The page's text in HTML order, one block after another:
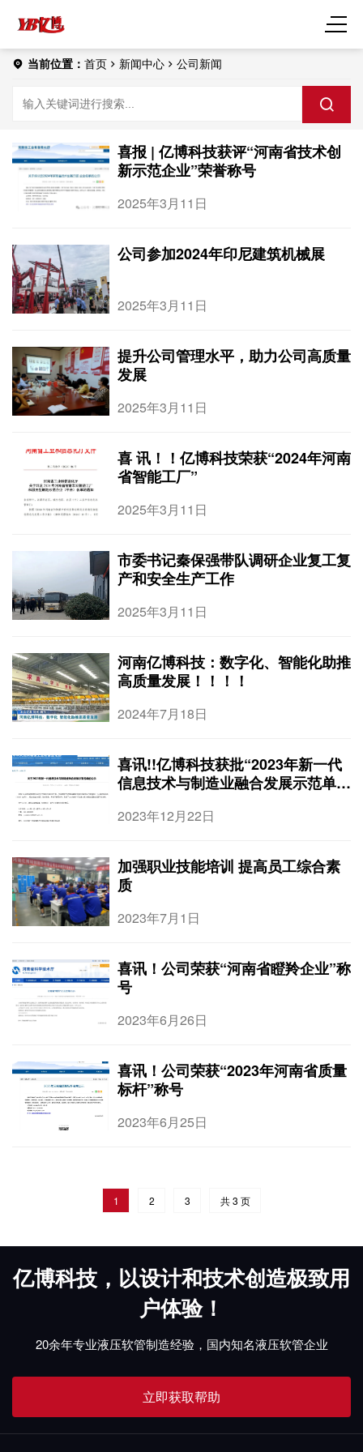
当前位置： 首页 新闻中心 公司新闻
喜报 | 亿博科技获评“河南省技术创
新示范企业”荣誉称号
2025年3月11日
公司参加2024年印尼建筑机械展
2025年3月11日
提升公司管理水平，助力公司高质量
发展
2025年3月11日
喜 讯！！亿博科技荣获“2024年河南
省智能工厂”
2025年3月11日
市委书记秦保强带队调研企业复工复
产和安全生产工作
2025年3月11日
河南亿博科技：数字化、智能化助推
高质量发展！！！！
2024年7月18日
喜讯!!亿博科技获批“2023年新一代
信息技术与制造业融合发展示范单
2023年12月22日
加强职业技能培训 提高员工综合素
质
2023年7月1日
喜讯！公司荣获“河南省瞪羚企业”称
号
2023年6月26日
喜讯！公司荣获“2023年河南省质量
标杆”称号
2023年6月25日
1 2 3 共 3 页
亿博科技，以设计和技术创造极致用
户体验！
20余年专业液压软管制造经验，国内知名液压软管企业
立即获取帮助